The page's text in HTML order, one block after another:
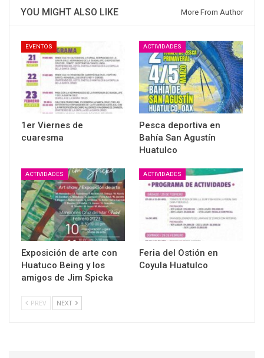
YOU MIGHT ALSO LIKE More From Author
EVENTOS
1er Viernes de
cuaresma
ACTIVIDADES
Pesca deportiva en
Bahía San Agustín
Huatulco
ACTIVIDADES
Exposición de arte con
Huatuco Being y los
amigos de Jim Spicka
ACTIVIDADES
Feria del Ostión en
Coyula Huatulco
PREV NEXT